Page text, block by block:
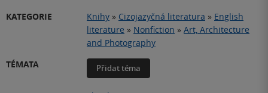
KATEGORIE Knihy » Cizojazyčná literatura » English
literature » Nonfiction » Art, Architecture
and Photography
TÉMATA
Přidat téma